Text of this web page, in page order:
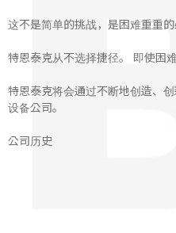
这不是简单的挑战，是困难重重的
特恩泰克从不选择捷径。 即使困
特恩泰克将会通过不断地创造、
设备公司。
公司历史